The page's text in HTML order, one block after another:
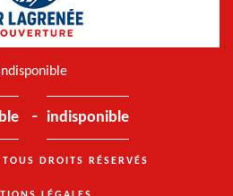
- indisponible
DROITS RÉSERVÉS